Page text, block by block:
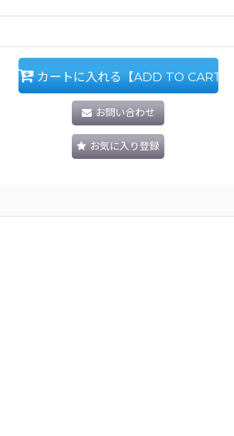
カートに入れる【ADD TO CART】
お問い合わせ
お気に入り登録